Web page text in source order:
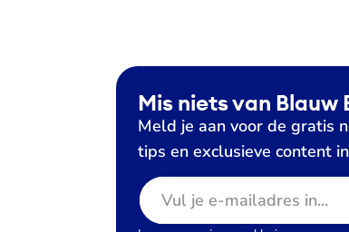
Mis niets van Blauw
Meld je aan voor de gratis
tips en exclusieve content
E-mailadres